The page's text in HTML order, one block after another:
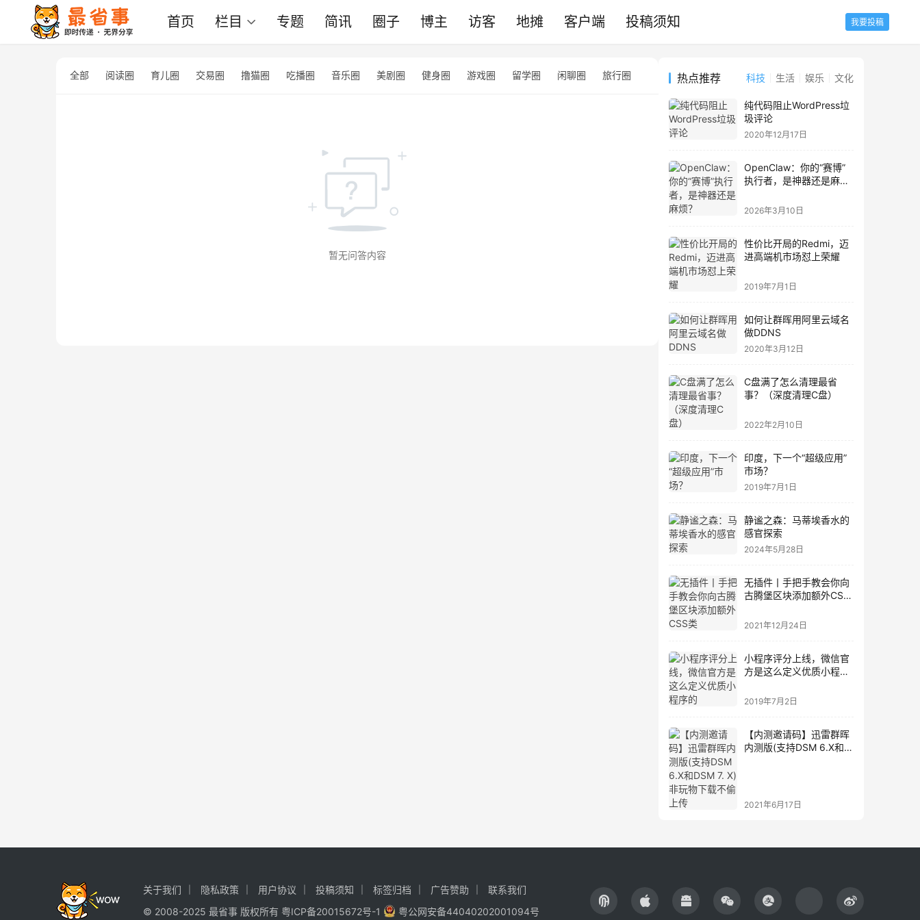
首页 栏目 专题 简讯 圈子 博主 访客 地摊 客户端 投稿须知 我要投稿
全部 阅读圈 育儿圈 交易圈 撸猫圈 吃播圈 音乐圈 美剧圈 健身圈 游戏圈 留学圈 闲聊圈 旅行圈 种草圈 设计圈 站长圈 数据圈 养鱼圈
暂无问答内容
热点推荐 科技 生活 娱乐 文化
纯代码阻止WordPress垃
圾评论
2020年12月17日
OpenClaw：你的“赛博”
执行者，是神器还是麻
2026年3月10日
性价比开局的Redmi，迈
进高端机市场怼上荣耀
2019年7月1日
如何让群晖用阿里云域名
做DDNS
2020年3月12日
C盘满了怎么清理最省
事？（深度清理C盘）
2022年2月10日
印度，下一个“超级应用”
市场？
2019年7月1日
静谧之森：马蒂埃香水的
感官探索
2024年5月28日
无插件丨手把手教会你向
古腾堡区块添加额外CSS
2021年12月24日
小程序评分上线，微信官
方是这么定义优质小程序
2019年7月2日
【内测邀请码】迅雷群晖
内测版(支持DSM 6.X和
2021年6月17日
关于我们 隐私政策 用户协议 投稿须知 标签归档 广告赞助
联系我们
© 2008-2025 最省事 版权所有 粤ICP备20015672号-1 粤公网安备44040202001094号